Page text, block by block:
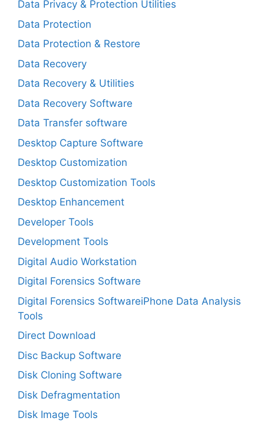
Data Privacy & Protection Utilities
Data Protection
Data Protection & Restore
Data Recovery
Data Recovery & Utilities
Data Recovery Software
Data Transfer software
Desktop Capture Software
Desktop Customization
Desktop Customization Tools
Desktop Enhancement
Developer Tools
Development Tools
Digital Audio Workstation
Digital Forensics Software
Digital Forensics SoftwareiPhone Data Analysis
Tools
Direct Download
Disc Backup Software
Disk Cloning Software
Disk Defragmentation
Disk Image Tools